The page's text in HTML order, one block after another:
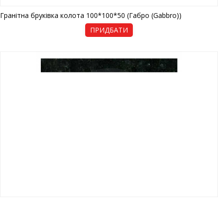
ПРИДБАТИ
Гранітна бруківка колота 100*100*50 (Габро (Gabbro))